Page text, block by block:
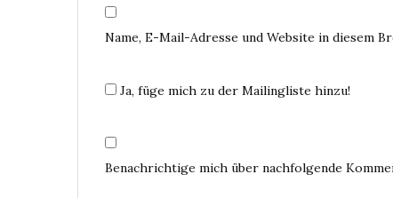
Name, E-Mail-Adresse und Website in diesem
Ja, füge mich zu der Mailingliste hinzu!
Benachrichtige mich über nachfolgende